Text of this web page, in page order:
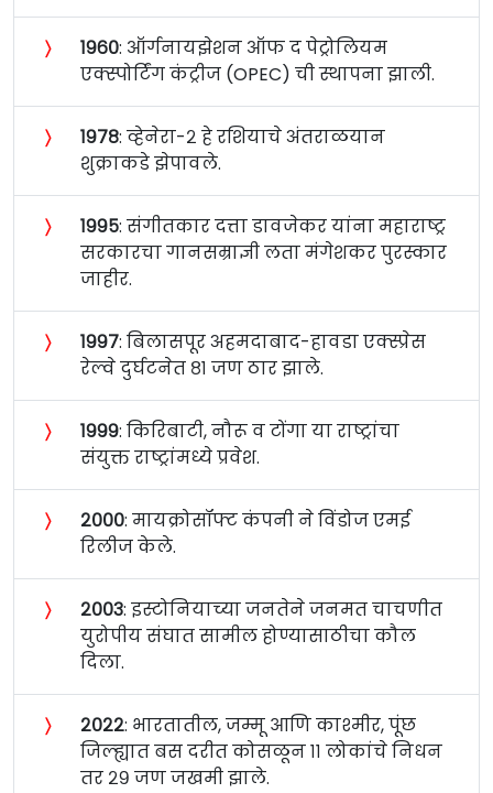
〉 १९६०: ऑर्गनायझेशन ऑफ द पेट्रोलियम
एक्स्पोर्टिंग कंट्रीज (OPEC) ची स्थापना झाली.
〉 १९७८: व्हेनेरा-२ हे रशियाचे अंतराळयान
शुक्राकडे झेपावले.
〉 १९९५: संगीतकार दत्ता डावजेकर यांना महाराष्ट्र
सरकारचा गानसम्राज्ञी लता मंगेशकर पुरस्कार
जाहीर.
〉 १९९७: बिलासपूर अहमदाबाद-हावडा एक्स्प्रेस
रेल्वे दुर्घटनेत ८१ जण ठार झाले.
〉 १९९९: किरिबाटी, नौरू व टोंगा या राष्ट्रांचा
संयुक्त राष्ट्रांमध्ये प्रवेश.
〉 २०००: मायक्रोसॉफ्ट कंपनी ने विंडोज एमई
रिलीज केले.
〉 २००३: इस्टोनियाच्या जनतेने जनमत चाचणीत
युरोपीय संघात सामील होण्यासाठीचा कौल
दिला.
〉 २०२२: भारतातील, जम्मू आणि काश्मीर, पूंछ
जिल्ह्यात बस दरीत कोसळून ११ लोकांचे निधन
तर २९ जण जखमी झाले.